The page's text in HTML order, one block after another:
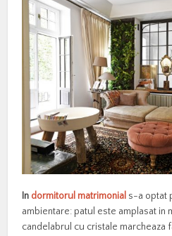
In dormitorul matrimonial s-a optat
ambientare: patul este amplasat in
candelabrul cu cristale marcheaza